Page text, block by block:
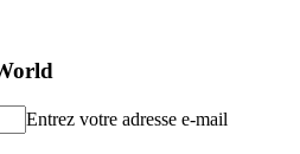
Entrez votre adresse e-mail